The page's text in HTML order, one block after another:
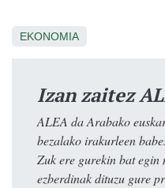
EKONOMIA
Izan zaitez
ALEA da Arabako
bezalako irakurleen
Zuk ere gurekin bat
ezberdinak dituzu gure